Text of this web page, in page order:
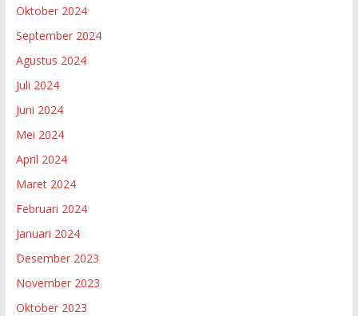
Oktober 2024
September 2024
Agustus 2024
Juli 2024
Juni 2024
Mei 2024
April 2024
Maret 2024
Februari 2024
Januari 2024
Desember 2023
November 2023
Oktober 2023